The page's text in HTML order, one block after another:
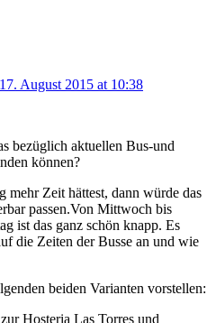
17. August 2015 at 10:38
bezüglich aktuellen Bus-und
können?
mehr Zeit hättest, dann würde das
passen.Von Mittwoch bis
ist das ganz schön knapp. Es
die Zeiten der Busse an und wie
beiden Varianten vorstellen:
Hosteria Las Torres und